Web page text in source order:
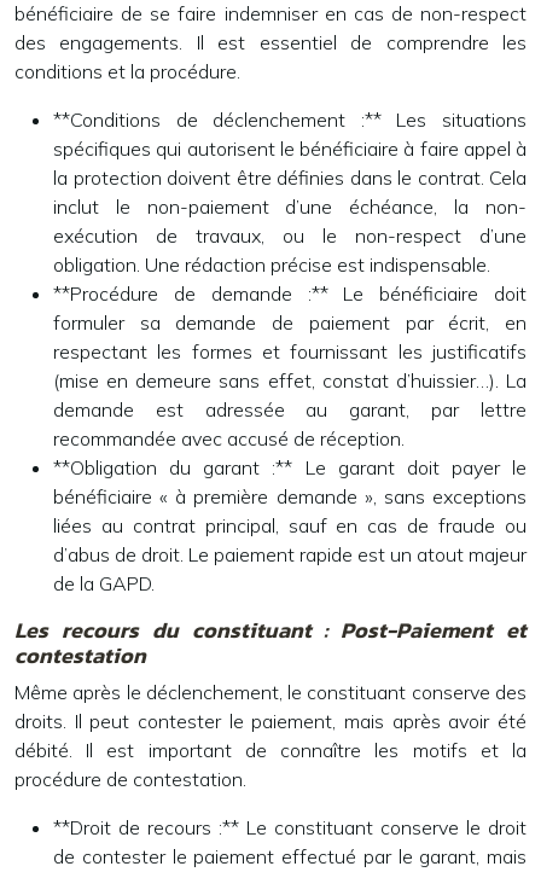
bénéficiaire de se faire indemniser en cas de non-respect
des engagements. Il est essentiel de comprendre les
conditions et la procédure.
**Conditions de déclenchement :** Les situations
spécifiques qui autorisent le bénéficiaire à faire appel à
la protection doivent être définies dans le contrat. Cela
inclut le non-paiement d’une échéance, la non-
exécution de travaux, ou le non-respect d’une
obligation. Une rédaction précise est indispensable.
**Procédure de demande :** Le bénéficiaire doit
formuler sa demande de paiement par écrit, en
respectant les formes et fournissant les justificatifs
(mise en demeure sans effet, constat d’huissier…). La
demande est adressée au garant, par lettre
recommandée avec accusé de réception.
**Obligation du garant :** Le garant doit payer le
bénéficiaire « à première demande », sans exceptions
liées au contrat principal, sauf en cas de fraude ou
d’abus de droit. Le paiement rapide est un atout majeur
de la GAPD.
Les recours du constituant : Post-Paiement et
contestation
Même après le déclenchement, le constituant conserve des
droits. Il peut contester le paiement, mais après avoir été
débité. Il est important de connaître les motifs et la
procédure de contestation.
**Droit de recours :** Le constituant conserve le droit
de contester le paiement effectué par le garant, mais